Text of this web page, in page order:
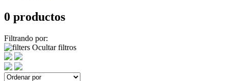
0 productos
Filtrando por:
Ocultar filtros